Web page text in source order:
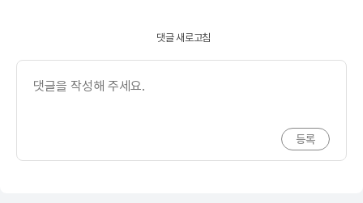
댓글 새로고침